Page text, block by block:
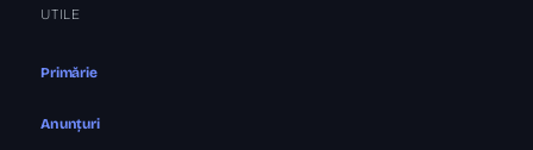
UTILE
Primărie
Anunțuri